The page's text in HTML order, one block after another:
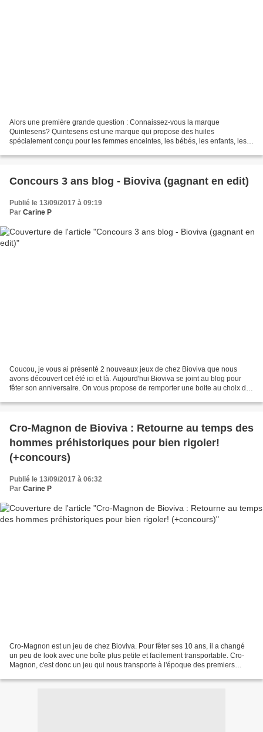
Alors une première grande question : Connaissez-vous la marque
Quintesens? Quintesens est une marque qui propose des huiles
spécialement conçu pour les femmes enceintes, les bébés, les enfants, les
Concours 3 ans blog - Bioviva (gagnant en edit)
Publié le 13/09/2017 à 09:19
Par Carine P
Coucou, je vous ai présenté 2 nouveaux jeux de chez Bioviva que nous
avons découvert cet été ici et là. Aujourd'hui Bioviva se joint au blog pour
fêter son anniversaire. On vous propose de remporter une boite au choix du
Cro-Magnon de Bioviva : Retourne au temps des
hommes préhistoriques pour bien rigoler!
(+concours)
Publié le 13/09/2017 à 06:32
Par Carine P
Cro-Magnon est un jeu de chez Bioviva. Pour fêter ses 10 ans, il a changé
un peu de look avec une boîte plus petite et facilement transportable. Cro-
Magnon, c'est donc un jeu qui nous transporte à l'époque des premiers